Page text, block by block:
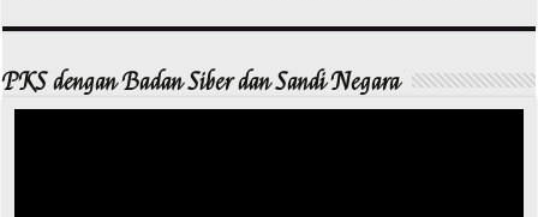
PKS dengan Badan Siber dan Sandi Negara